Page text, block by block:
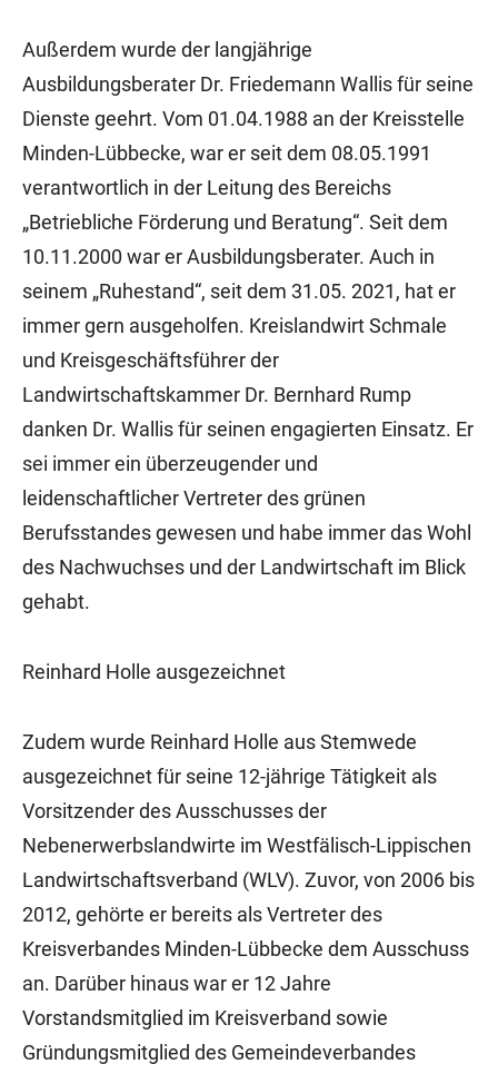
Außerdem wurde der langjährige
Ausbildungsberater Dr. Friedemann Wallis für seine
Dienste geehrt. Vom 01.04.1988 an der Kreisstelle
Minden-Lübbecke, war er seit dem 08.05.1991
verantwortlich in der Leitung des Bereichs
„Betriebliche Förderung und Beratung“. Seit dem
10.11.2000 war er Ausbildungsberater. Auch in
seinem „Ruhestand“, seit dem 31.05. 2021, hat er
immer gern ausgeholfen. Kreislandwirt Schmale
und Kreisgeschäftsführer der
Landwirtschaftskammer Dr. Bernhard Rump
danken Dr. Wallis für seinen engagierten Einsatz. Er
sei immer ein überzeugender und
leidenschaftlicher Vertreter des grünen
Berufsstandes gewesen und habe immer das Wohl
des Nachwuchses und der Landwirtschaft im Blick
gehabt.
Reinhard Holle ausgezeichnet
Zudem wurde Reinhard Holle aus Stemwede
ausgezeichnet für seine 12-jährige Tätigkeit als
Vorsitzender des Ausschusses der
Nebenerwerbslandwirte im Westfälisch-Lippischen
Landwirtschaftsverband (WLV). Zuvor, von 2006 bis
2012, gehörte er bereits als Vertreter des
Kreisverbandes Minden-Lübbecke dem Ausschuss
an. Darüber hinaus war er 12 Jahre
Vorstandsmitglied im Kreisverband sowie
Gründungsmitglied des Gemeindeverbandes